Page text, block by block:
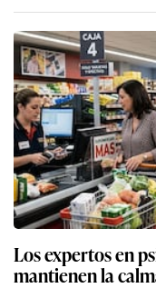
Los expertos en
mantienen la